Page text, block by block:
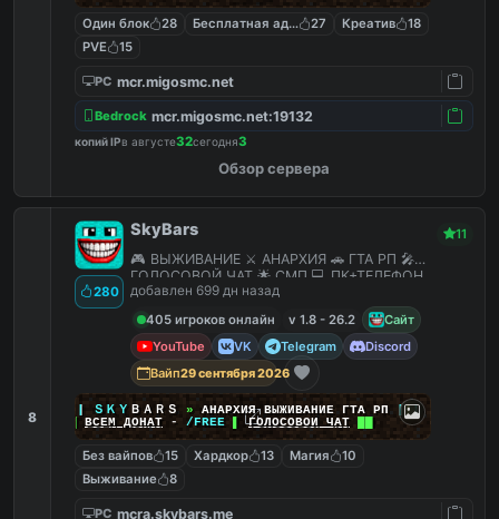
Один блок 28 Бесплатная админка
27 Креатив
18
PVE
15
PC mcr.migosmc.net
Bedrock mcr.migosmc.net:19132
копий IPв августе32сегодня3
Обзор сервера
8
280
SkyBars 11
🎮 ВЫЖИВАНИЕ ⚔️ АНАРХИЯ 🚗 ГТА РП 🎤
ГОЛОСОВОЙ ЧАТ 🌟 СМП 💻 ПК+ТЕЛЕФОН
добавлен 699 дн назад
405 игроков онлайн
v 1.8 - 26.2
Сайт
YouTube
VK Telegram
Discord
Вайп29 сентября 2026
ＳＫＹ ＢＡＲＳ » АНАРХИЯ ВЫЖИВАНИЕ ГТА РП |||
ВСЕМ ДОНАТ- /FREE ▌ГОЛОСОВОЙ ЧАТ
Без вайпов 15 Хардкор 13 Магия
10
Выживание
8
PC mcra.skybars.me